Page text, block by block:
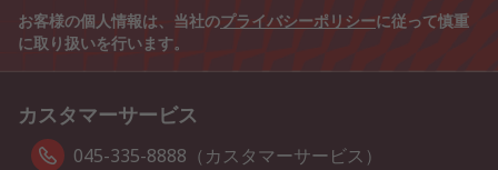
お客様の個人情報は、当社のプライバシーポリシーに従って慎重
に取り扱いを行います。
カスタマーサービス
045-335-8888（カスタマーサービス）